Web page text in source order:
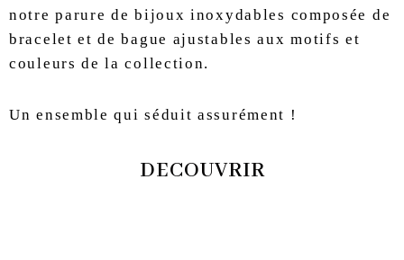
notre parure de bijoux inoxydables composée de
bracelet et de bague ajustables aux motifs et
couleurs de la collection.
Un ensemble qui séduit assurément !
DECOUVRIR